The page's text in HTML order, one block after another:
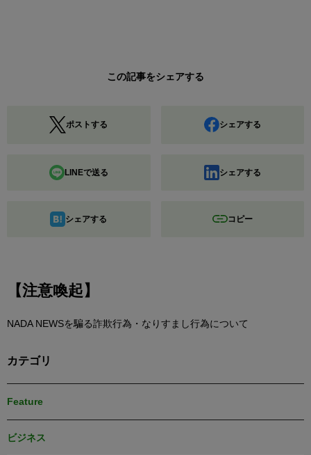
この記事をシェアする
ポストする シェアする
LINEで送る シェアする
シェアする コピー
【注意喚起】
NADA NEWSを騙る詐欺行為・なりすまし行為について
カテゴリ
Feature
ビジネス